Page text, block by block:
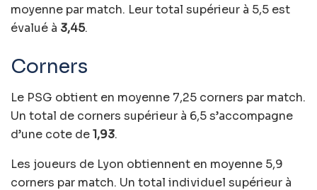
moyenne par match. Leur total supérieur à 5,5 est
évalué à 3,45.
Corners
Le PSG obtient en moyenne 7,25 corners par match.
Un total de corners supérieur à 6,5 s’accompagne
d’une cote de1,93.
Les joueurs de Lyon obtiennent en moyenne 5,9
corners par match. Un total individuel supérieur à